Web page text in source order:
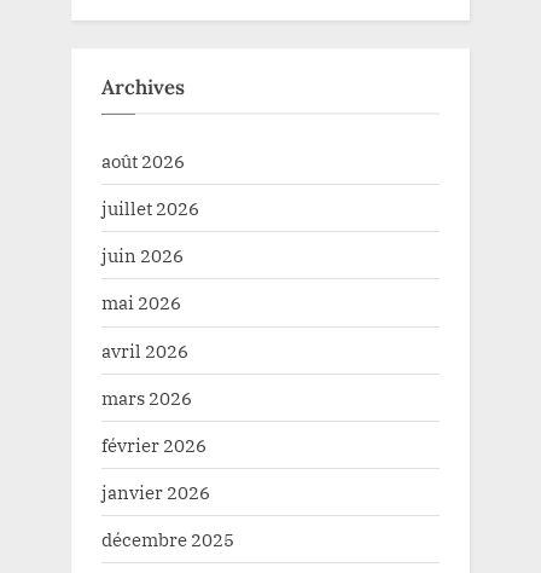
Archives
août 2026
juillet 2026
juin 2026
mai 2026
avril 2026
mars 2026
février 2026
janvier 2026
décembre 2025